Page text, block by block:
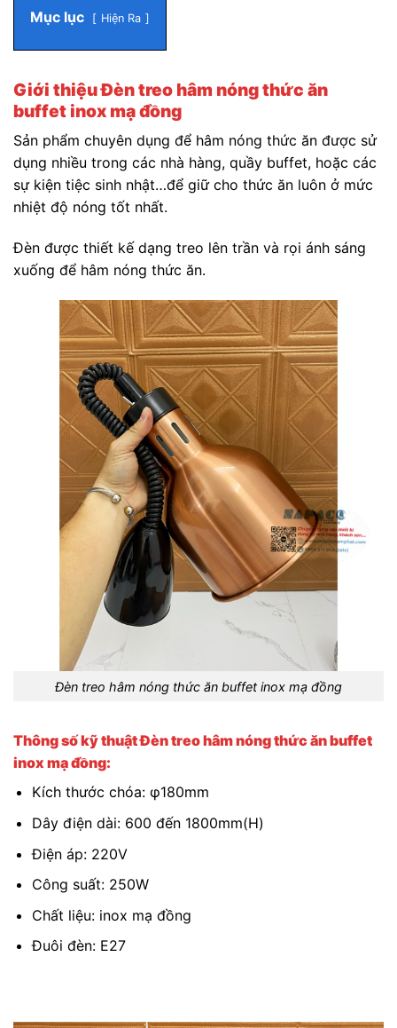
Mục lục Hiện Ra
Giới thiệu Đèn treo hâm nóng thức ăn
buffet inox mạ đồng
Sản phẩm chuyên dụng để hâm nóng thức ăn được sử
dụng nhiều trong các nhà hàng, quầy buffet, hoặc các
sự kiện tiệc sinh nhật…để giữ cho thức ăn luôn ở mức
nhiệt độ nóng tốt nhất.
Đèn được thiết kế dạng treo lên trần và rọi ánh sáng
xuống để hâm nóng thức ăn.
Đèn treo hâm nóng thức ăn buffet inox mạ đồng
Thông số kỹ thuậtĐèn treo hâm nóng thức ăn buffet
inox mạ đồng:
Kích thước chóa: φ180mm
Dây điện dài: 600 đến 1800mm(H)
Điện áp: 220V
Công suất: 250W
Chất liệu: inox mạ đồng
Đuôi đèn: E27